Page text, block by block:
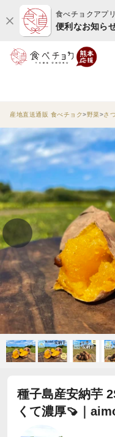
食べチョクアプリ
便利なお知ら
産地直送通販 食べチョク 野菜 さ
種子島産安納芋
くて濃厚🍠｜